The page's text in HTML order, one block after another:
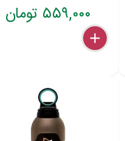
۵۵۹,۰۰۰ تومان
delete
remove
add